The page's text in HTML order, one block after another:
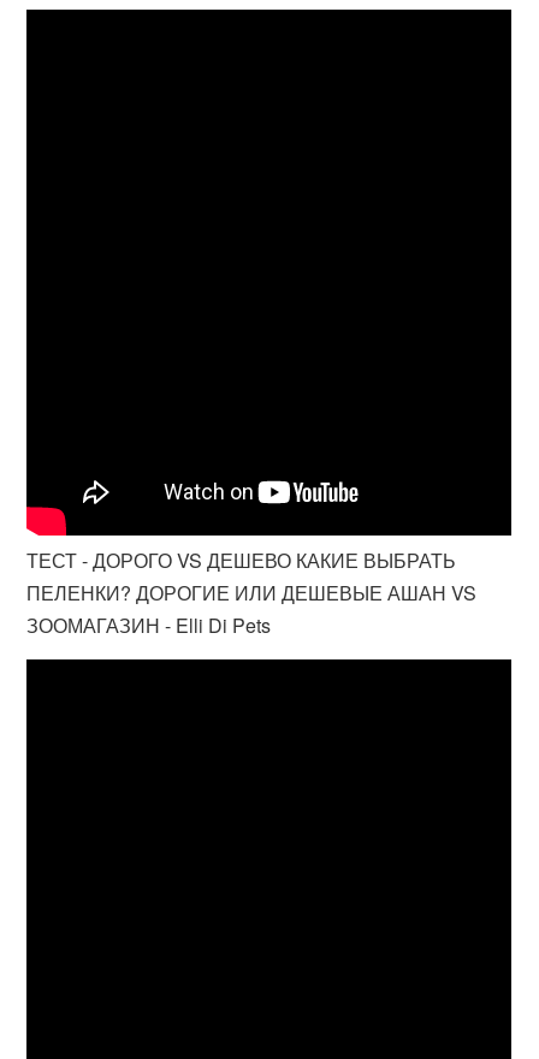
ТЕСТ - ДОРОГО VS ДЕШЕВО КАКИЕ ВЫБРАТЬ
ПЕЛЕНКИ? ДОРОГИЕ ИЛИ ДЕШЕВЫЕ АШАН VS
ЗООМАГАЗИН - Elli Di Pets